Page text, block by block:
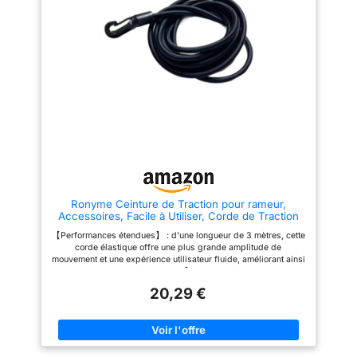
de résistance bands
(20/30/40LB x2), ce Elastiques
de Musculation vous permet de
Pilates propose 5 réglages de
spécialement conçus pour les
hommes mesurant entre 160 et
185 cm. Ajustez facilement les
bandes élastiques selon les
conseils du manuel pour un
alignement corporel précis, ou
sangles en fonction de vos
besoins spécifiques. 【Portable
de Pilates en 3 segments
s'assemble rapidement et se
transporte aisément. Parfaite
rapidement sans l'aide d'un
professionnel. 【Entretien】
Accessoire indispensable pour
les salles de sport à domicile,
permettant de maintenir votre
rameur en parfait état pour vos
séances d'entraînement
Ronyme Ceinture de Traction pour rameur,
Accessoires, Facile à Utiliser, Corde de Traction
pour entraînement Pratique en Salle de Sport,
Corde élastique
【Performances étendues】 : d'une longueur de 3 mètres, cette
corde élastique offre une plus grande amplitude de
mouvement et une expérience utilisateur fluide, améliorant ainsi
vos exercices sur rameur. 【Cordon élastique haute
mm de diamètre, ce cordon élastique offre une élasticité et une
entraînements d'aviron. Large compatibilité : conçue pour
s'adapter à la plupart des rameurs domestiques et de salle de
sport, cette corde de traction est adaptée à différents types de
20,29 €